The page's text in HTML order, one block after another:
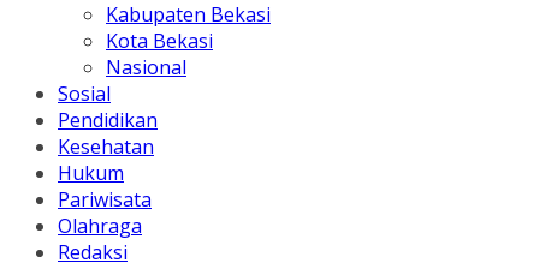
Kabupaten Bekasi
Kota Bekasi
Nasional
Sosial
Pendidikan
Kesehatan
Hukum
Pariwisata
Olahraga
Redaksi